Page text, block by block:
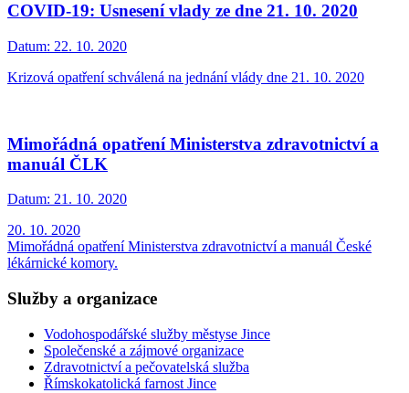
COVID-19: Usnesení vlady ze dne 21. 10. 2020
Datum: 22. 10. 2020
Krizová opatření schválená na jednání vlády dne 21. 10. 2020
Mimořádná opatření Ministerstva zdravotnictví a
manuál ČLK
Datum: 21. 10. 2020
20. 10. 2020
Mimořádná opatření Ministerstva zdravotnictví a manuál České
lékárnické komory.
Služby a organizace
Vodohospodářské služby městyse Jince
Společenské a zájmové organizace
Zdravotnictví a pečovatelská služba
Římskokatolická farnost Jince